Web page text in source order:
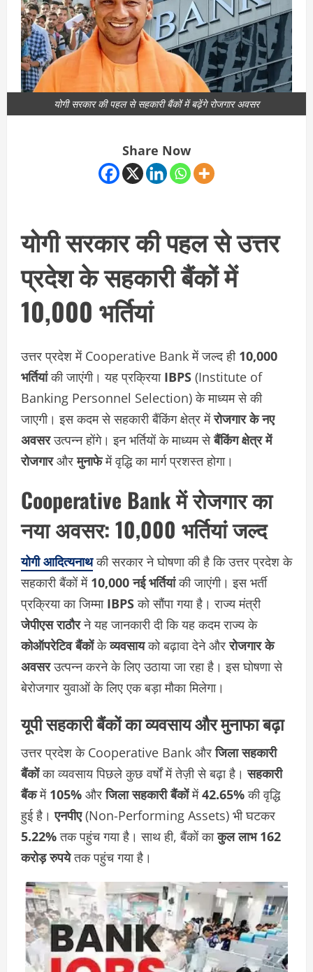
योगी सरकार की पहल से सहकारी बैंकों में बढ़ेंगे रोजगार अवसर
Share Now
योगी सरकार की पहल से उत्तर
प्रदेश के सहकारी बैंकों में
10,000 भर्तियां
उत्तर प्रदेश में Cooperative Bank में जल्द ही 10,000
भर्तियांकी जाएंगी। यह प्रक्रिया IBPS (Institute of
Banking Personnel Selection) के माध्यम से की
जाएगी। इस कदम से सहकारी बैंकिंग क्षेत्र मेंरोजगार के नए
अवसरउत्पन्न होंगे। इन भर्तियों के माध्यम सेबैंकिंग क्षेत्र में
रोजगारऔरमुनाफेमें वृद्धि का मार्ग प्रशस्त होगा।
Cooperative Bank में रोजगार का
नया अवसर: 10,000 भर्तियां जल्द
योगी आदित्यनाथकी सरकार ने घोषणा की है कि उत्तर प्रदेश के
सहकारी बैंकों में 10,000 नई भर्तियांकी जाएंगी। इस भर्ती
प्रक्रिया का जिम्मा IBPSको सौंपा गया है। राज्य मंत्री
जेपीएस राठौरने यह जानकारी दी कि यह कदम राज्य के
कोऑपरेटिव बैंकोंकेव्यवसायको बढ़ावा देने औररोजगार के
अवसरउत्पन्न करने के लिए उठाया जा रहा है। इस घोषणा से
बेरोजगार युवाओं के लिए एक बड़ा मौका मिलेगा।
यूपी सहकारी बैंकों का व्यवसाय और मुनाफा बढ़ा
उत्तर प्रदेश के Cooperative Bank औरजिला सहकारी
बैंकोंका व्यवसाय पिछले कुछ वर्षों में तेज़ी से बढ़ा है।सहकारी
बैंकमें 105% औरजिला सहकारी बैंकोंमें42.65%की वृद्धि
हुई है।एनपीए(Non-Performing Assets) भी घटकर
5.22%तक पहुंच गया है। साथ ही, बैंकों काकुल लाभ 162
करोड़ रुपयेतक पहुंच गया है।